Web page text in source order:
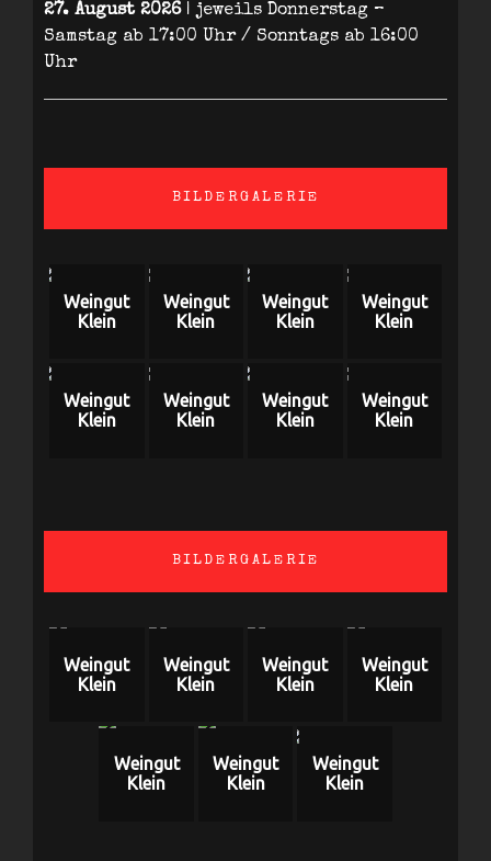
27. August 2026| jeweils Donnerstag –
Samstag ab 17:00 Uhr / Sonntags ab 16:00
Uhr
BILDERGALERIE
Weingut
Klein
Weingut
Klein
Weingut
Klein
Weingut
Klein
Weingut
Klein
Weingut
Klein
Weingut
Klein
Weingut
Klein
BILDERGALERIE
Weingut
Klein
Weingut
Klein
Weingut
Klein
Weingut
Klein
Weingut
Klein
Weingut
Klein
Weingut
Klein